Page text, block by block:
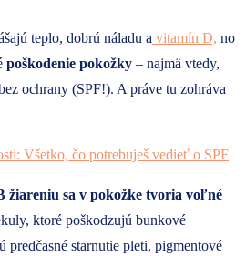
teplo, dobrú náladu a vitamín D, no
poškodenie pokožky – najmä vtedy,
ochrany (SPF!). A práve tu zohráva
Všetko, čo potrebuješ vedieť o SPF
žiareniu sa v pokožke tvoria voľné
ktoré poškodzujú bunkové
predčasné starnutie pleti, pigmentové